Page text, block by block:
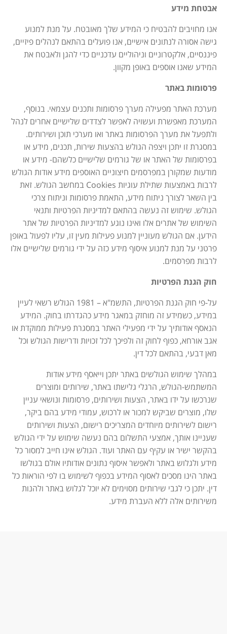
אבטחת מידע
אנו מחויבים להבטיח כי המידע שלך מאובטח. על מנת למנוע
גישה אסורה לנתונים אישיים, אנו פועלים בהתאם לנהלים פיזיים,
פיננסיים, אלקטרוניים וניהוליים עדכניים כדי להגן ולאבטח את
המידע שאנו אוספים באופן מקוון.
פרסומות באתר
מערכת האתר מפעילה מערך פרסומות ותכנים עצמאי. בנוסף,
המערכת מאפשרת ועשויה לאפשר לצדדים שלישיים אחרים לנהל
ולתפעל את מערך הפרסומות באתר ואו מערכי תוכן ושירותים.
במסגרת זו יתכן ויצפה הגולש בהצעות שירות, תכנים, מידע או
בפרסומות של האתר או של גורמים שלישיים כלשהם- מידע או
מודעות שמקורן במפרסמים חיצוניים האוספים מידע אודות הגולש
לרבות באמצעות שתילת עוגיות Cookies במחשב הגולש. זאת
בין השאר לצורך ניתוח מידע, התאמת פרסומות וניתוח צרכי
הגולש. שימוש זה נעשה בהתאם למדיניות הפרטיות ותנאי
השימוש של אתרים אלו ואינו נוגע למדיניות הפרטיות של אתר
הידען. אם הגולש מעוניין למנוע פעילות מעין זו, עליו לפעול באופן
פרטני על מנת למנוע איסוף מידע כזה על ידי גורמים שלישיים אלו
לרבות מפרסמים.
חוק הגנת הפרטיות
על-פי חוק הגנת הפרטיות, התשמ"א – 1981 הגולש רשאי לעיין
במידע, כשמידע זה מוחזק במאגר מידע כהגדרתו בחוק. המידע
הנאסף אודותיך על ידי מפעילי האתר במסגרת פעילות ממוקדת או
אגב אורחא, כפוף לחוק זה ולפיכך לכל זכויות ודרישות הגולש וכל
מאן דבעי, בהתאם לכל דין.
במהלך שימוש הגולשים באתר יתכן וייאסף מידע אודות
המשתמש-הגולש, הרגלי גלישתו באתר, שירותים ומוצרים
שנרכשו על ידו באתר, הצעות ושירותים, פרסומות ונושאי עניין
שלו, מוצרים שביקש למכור או לרכוש, עמודי מידע בהם ביקר,
רישום לשירותים מיוחדים המצריכים רישום, הצעות ושירותים
שעניינו אותך, אמצעי התשלום בהם נעשה שימוש על ידי הגולש
בהקשר ישיר או עקיף עם האתר ועוד. הגולש אינו חייב למסור כל
מידע ולגלוש באתר ולאפשר איסוף נתונים אודותיו אולם בגולשו
באתר הינו מסכים לאסוף המידע בכפוף לשימוש בו לפי הוראות כל
דין. יתכן כי לגבי שירותים מסוימים לא יוכל לגלוש באתר ולהנות
משירותים אלה ללא העברת מידע.